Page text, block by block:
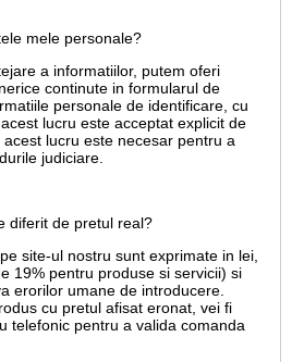
mele personale?
a informatiilor, putem oferi
continute in formularul de
personale de identificare, cu
lucru este acceptat explicit de
lucru este necesar pentru a
judiciare.
diferit de pretul real?
site-ul nostru sunt exprimate in lei,
19% pentru produse si servicii) si
erorilor umane de introducere.
cu pretul afisat eronat, vei fi
telefonic pentru a valida comanda